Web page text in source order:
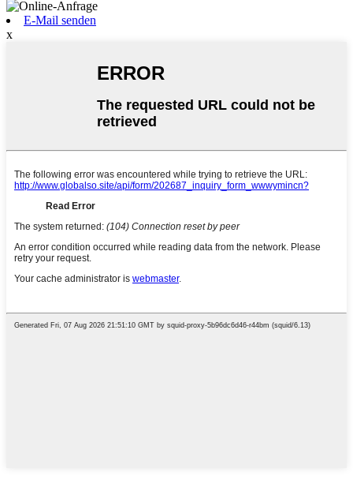
E-Mail senden
x